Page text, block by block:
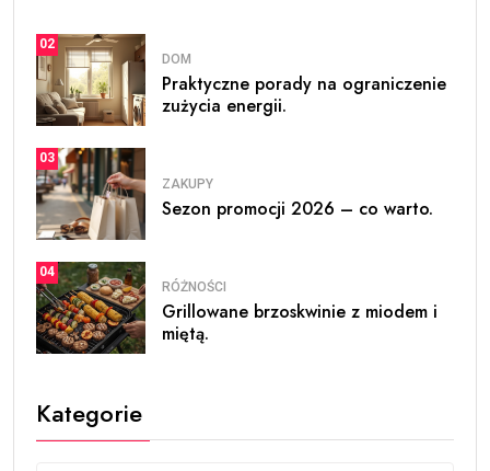
02
DOM
Praktyczne porady na ograniczenie
zużycia energii.
03
ZAKUPY
Sezon promocji 2026 – co warto.
04
RÓŻNOŚCI
Grillowane brzoskwinie z miodem i
miętą.
Kategorie